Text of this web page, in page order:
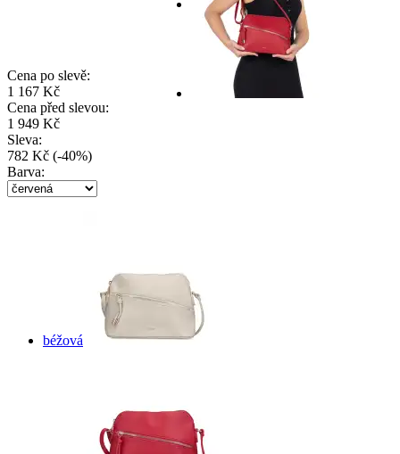
Cena po slevě:
1 167 Kč
Cena před slevou:
1 949 Kč
Sleva:
782 Kč (-40%)
Barva:
béžová